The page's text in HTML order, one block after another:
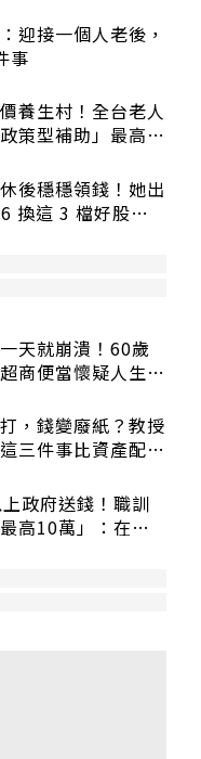
迎接一個人老後，
事
養生村！全台老人
策型補助」最高打
後穩穩領錢！她出
換這 3 檔好股：
天就崩潰！60歲
商便當懷疑人生
，錢變廢紙？教授
三件事比資產配置
政府送錢！職訓
高10萬」：在